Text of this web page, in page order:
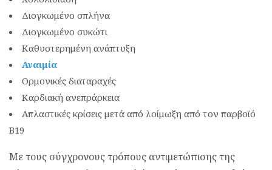
Διογκωμένο σπλήνα
Διογκωμένο συκώτι
Καθυστερημένη ανάπτυξη
Αναιμία
Ορμονικές διαταραχές
Καρδιακή ανεπράρκεια
Απλαστικές κρίσεις μετά από λοίμωξη από τον παρβοϊό
B19
Με τους σύγχρονους τρόπους αντιμετώπισης της